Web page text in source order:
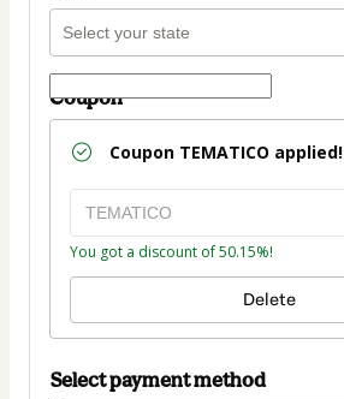
Coupon
Coupon TEMATICO applied!
You got a discount of 50.15%!
Delete
Select payment method